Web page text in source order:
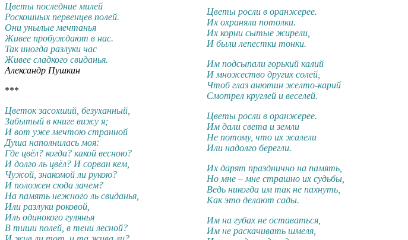
Цветы последние милей
Роскошных первенцев полей.
Они унылые мечтанья
Живее пробуждают в нас.
Так иногда разлуки час
Живее сладкого свиданья.
Александр Пушкин
***
Цветок засохший, безуханный,
Забытый в книге вижу я;
И вот уже мечтою странной
Душа наполнилась моя:
Где цвёл? когда? какой весною?
И долго ль цвёл? И сорван кем,
Чужой, знакомой ли рукою?
И положен сюда зачем?
На память нежного ль свиданья,
Или разлуки роковой,
Иль одинокого гулянья
В тиши полей, в тени лесной?
Цветы росли в оранжерее.
Их охраняли потолки.
Их корни сытые жирели,
И были лепестки тонки.
Им подсыпали горький калий
И множество других солей,
Чтоб глаз анютин желто-карий
Смотрел круглей и веселей.
Цветы росли в оранжерее.
Им дали света и земли
Не потому, что их жалели
Или надолго берегли.
Их дарят празднично на память,
Но мне – мне страшно их судьбы,
Ведь никогда им так не пахнуть,
Как это делают сады.
Им на губах не оставаться,
Им не раскачивать шмеля,